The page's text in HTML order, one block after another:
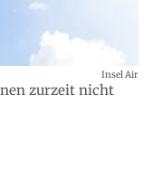
zurzeit nicht
Insel Air